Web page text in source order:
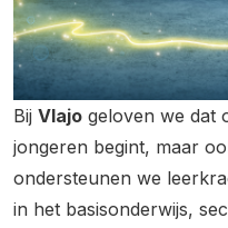
Bij Vlajo geloven we dat
jongeren begint, maar
ondersteunen we
in het basisonderwijs,